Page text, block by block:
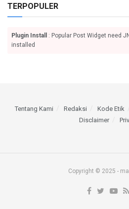
TERPOPULER
Plugin Install
: Popular Post Widget need
installed
Tentang Kami Redaksi Kode Etik
Disclaimer
Copyright © 2025 -